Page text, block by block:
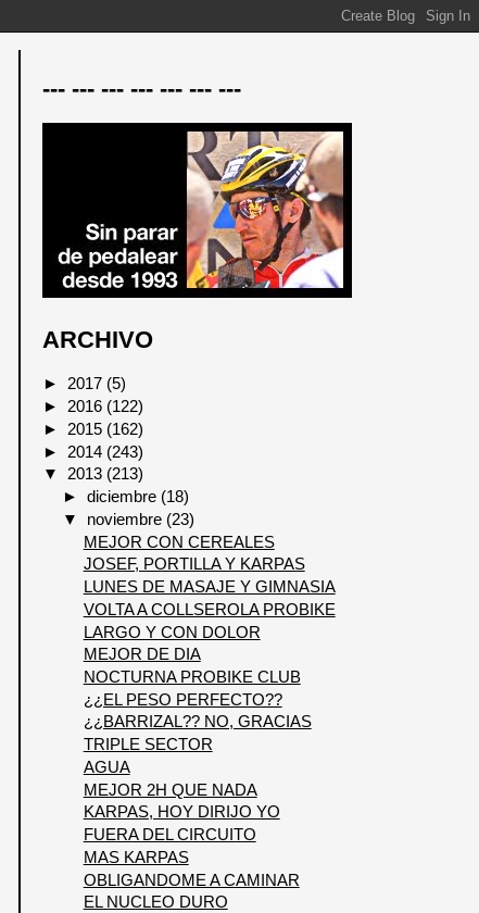
--- --- --- --- --- --- ---
ARCHIVO
►2017 (5)
► 2016 (122)
► 2015 (162)
► 2014 (243)
▼ 2013 (213)
►diciembre (18)
▼ noviembre (23)
MEJOR CON CEREALES
JOSEF, PORTILLA Y KARPAS
LUNES DE MASAJE Y GIMNASIA
VOLTA A COLLSEROLA PROBIKE
LARGO Y CON DOLOR
MEJOR DE DIA
NOCTURNA PROBIKE CLUB
¿¿EL PESO PERFECTO??
¿¿BARRIZAL?? NO, GRACIAS
TRIPLE SECTOR
AGUA
MEJOR 2H QUE NADA
KARPAS, HOY DIRIJO YO
FUERA DEL CIRCUITO
MAS KARPAS
OBLIGANDOME A CAMINAR
EL NUCLEO DURO